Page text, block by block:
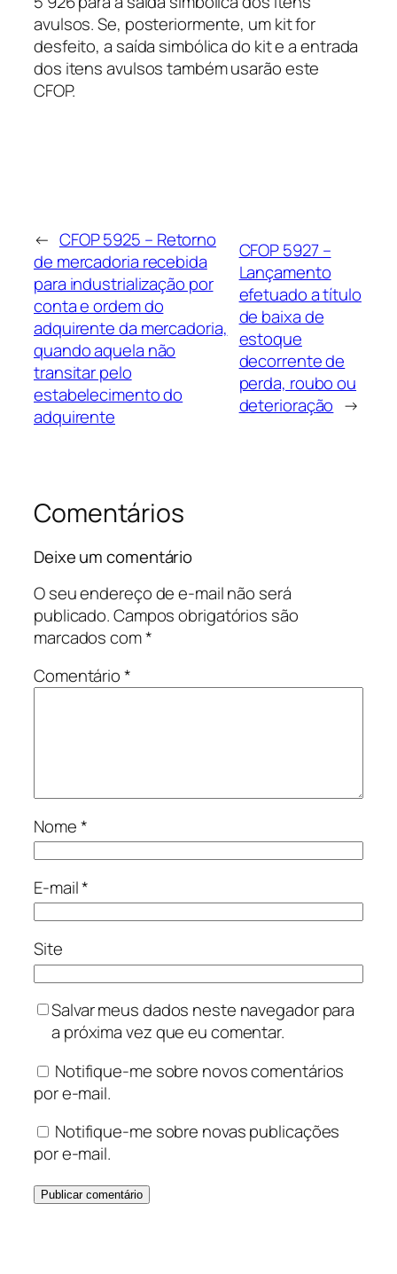
avulsos. Se, posteriormente, um kit for
desfeito, a saída simbólica do kit e a entrada
dos itens avulsos também usarão este
CFOP.
← CFOP 5925 – Retorno
de mercadoria recebida
para industrialização por
conta e ordem do
adquirente da mercadoria,
quando aquela não
transitar pelo
estabelecimento do
adquirente
CFOP 5927 –
Lançamento
efetuado a título
de baixa de
estoque
decorrente de
perda, roubo ou
deterioração →
Comentários
Deixe um comentário
O seu endereço de e-mail não será
publicado.Campos obrigatórios são
marcados com*
Comentário*
Nome*
E-mail*
Site
Salvar meus dados neste navegador para
a próxima vez que eu comentar.
Notifique-me sobre novos comentários
por e-mail.
Notifique-me sobre novas publicações
por e-mail.